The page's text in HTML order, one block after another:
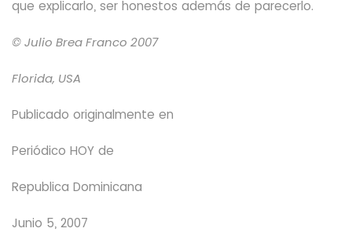
que explicarlo, ser honestos además de parecerlo.
© Julio Brea Franco 2007
Florida, USA
Publicado originalmente en
Periódico HOY de
Republica Dominicana
Junio 5, 2007